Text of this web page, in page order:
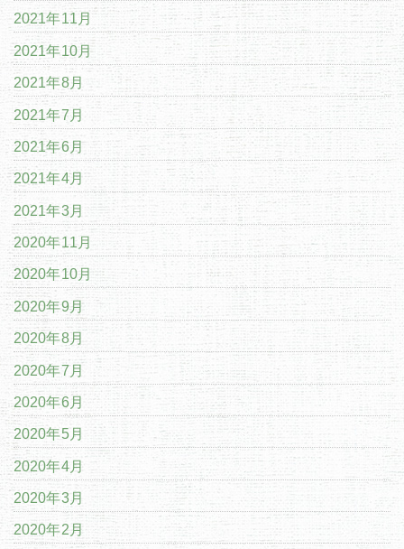
2021年11月
2021年10月
2021年8月
2021年7月
2021年6月
2021年4月
2021年3月
2020年11月
2020年10月
2020年9月
2020年8月
2020年7月
2020年6月
2020年5月
2020年4月
2020年3月
2020年2月